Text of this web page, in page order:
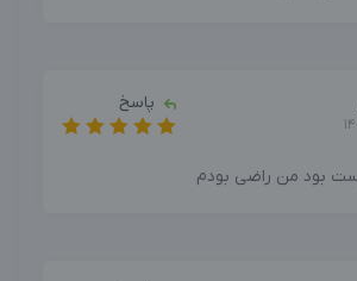
پاسخ
بود من راضی بودم